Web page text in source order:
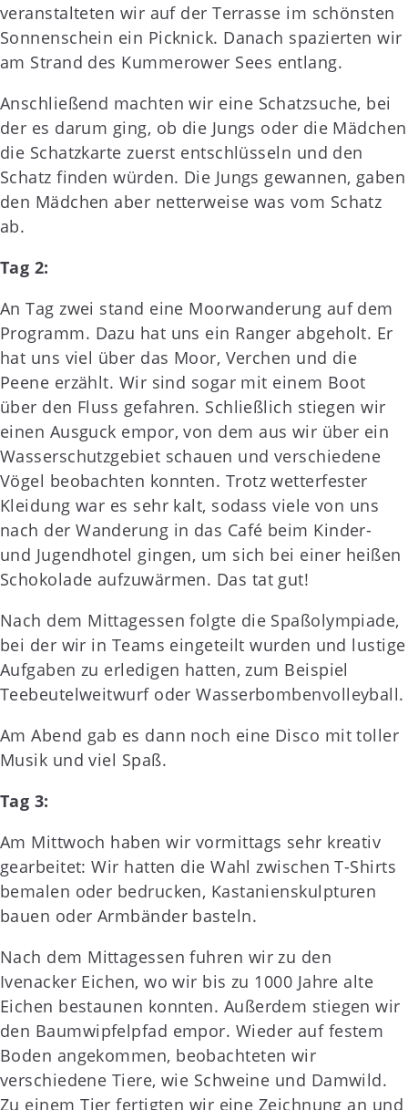
veranstalteten wir auf der Terrasse im schönsten
Sonnenschein ein Picknick. Danach spazierten wir
am Strand des Kummerower Sees entlang.
Anschließend machten wir eine Schatzsuche, bei
der es darum ging, ob die Jungs oder die Mädchen
die Schatzkarte zuerst entschlüsseln und den
Schatz finden würden. Die Jungs gewannen, gaben
den Mädchen aber netterweise was vom Schatz
ab.
Tag 2:
An Tag zwei stand eine Moorwanderung auf dem
Programm. Dazu hat uns ein Ranger abgeholt. Er
hat uns viel über das Moor, Verchen und die
Peene erzählt. Wir sind sogar mit einem Boot
über den Fluss gefahren. Schließlich stiegen wir
einen Ausguck empor, von dem aus wir über ein
Wasserschutzgebiet schauen und verschiedene
Vögel beobachten konnten. Trotz wetterfester
Kleidung war es sehr kalt, sodass viele von uns
nach der Wanderung in das Café beim Kinder-
und Jugendhotel gingen, um sich bei einer heißen
Schokolade aufzuwärmen. Das tat gut!
Nach dem Mittagessen folgte die Spaßolympiade,
bei der wir in Teams eingeteilt wurden und lustige
Aufgaben zu erledigen hatten, zum Beispiel
Teebeutelweitwurf oder Wasserbombenvolleyball.
Am Abend gab es dann noch eine Disco mit toller
Musik und viel Spaß.
Tag 3:
Am Mittwoch haben wir vormittags sehr kreativ
gearbeitet: Wir hatten die Wahl zwischen T-Shirts
bemalen oder bedrucken, Kastanienskulpturen
bauen oder Armbänder basteln.
Nach dem Mittagessen fuhren wir zu den
Ivenacker Eichen, wo wir bis zu 1000 Jahre alte
Eichen bestaunen konnten. Außerdem stiegen wir
den Baumwipfelpfad empor. Wieder auf festem
Boden angekommen, beobachteten wir
verschiedene Tiere, wie Schweine und Damwild.
Zu einem Tier fertigten wir eine Zeichnung an und